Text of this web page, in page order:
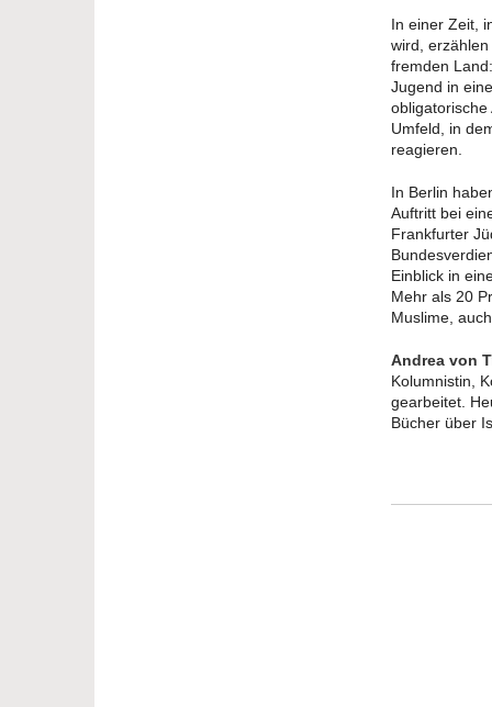
In einer Zeit,
wird,
fremden
Jugend in
Umfeld, in
reagieren.
In Berlin
Auftritt bei
Frankfurter
Einblick in
Mehr als 20
Muslime,
Andrea von
Kolumnistin,
gearbeitet.
Bücher über